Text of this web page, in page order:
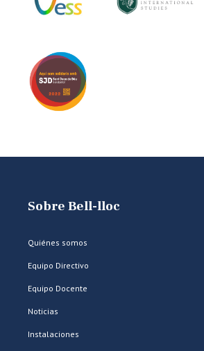
Sobre Bell-lloc
Quiénes somos
Equipo Directivo
Equipo Docente
Noticias
Instalaciones